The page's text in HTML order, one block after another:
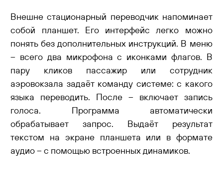
Внешне стационарный переводчик напоминает
собой планшет. Его интерфейс легко можно
понять без дополнительных инструкций. В меню
– всего два микрофона с иконками флагов. В
пару кликов пассажир или сотрудник
аэровокзала задаёт команду системе: с какого
языка переводить. После – включает запись
голоса. Программа автоматически
обрабатывает запрос. Выдаёт результат
текстом на экране планшета или в формате
аудио – с помощью встроенных динамиков.